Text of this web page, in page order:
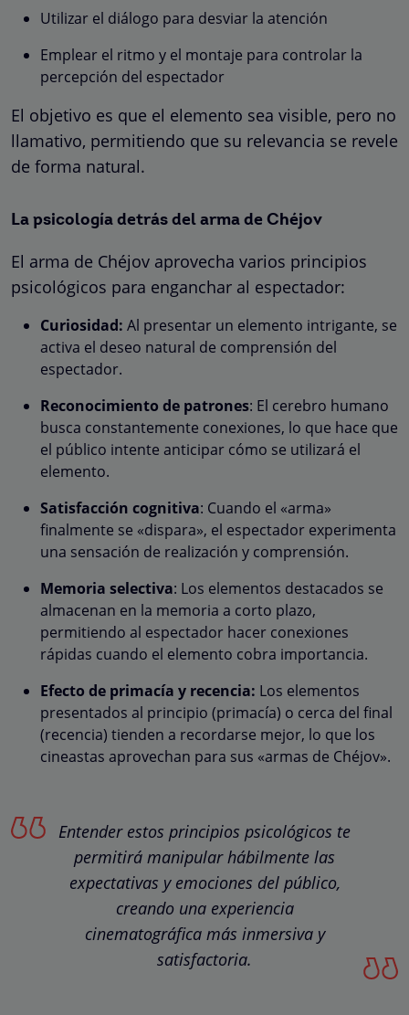
Utilizar el diálogo para desviar la atención
Emplear el ritmo y el montaje para controlar la
percepción del espectador
El objetivo es que el elemento sea visible, pero no
llamativo, permitiendo que su relevancia se revele
de forma natural.
La psicología detrás del arma de Chéjov
El arma de Chéjov aprovecha varios principios
psicológicos para enganchar al espectador:
Curiosidad: Al presentar un elemento intrigante, se
activa el deseo natural de comprensión del
espectador.
Reconocimiento de patrones: El cerebro humano
busca constantemente conexiones, lo que hace que
el público intente anticipar cómo se utilizará el
elemento.
Satisfacción cognitiva: Cuando el «arma»
finalmente se «dispara», el espectador experimenta
una sensación de realización y comprensión.
Memoria selectiva: Los elementos destacados se
almacenan en la memoria a corto plazo,
permitiendo al espectador hacer conexiones
rápidas cuando el elemento cobra importancia.
Efecto de primacía y recencia: Los elementos
presentados al principio (primacía) o cerca del final
(recencia) tienden a recordarse mejor, lo que los
cineastas aprovechan para sus «armas de Chéjov».
Entender estos principios psicológicos te
permitirá manipular hábilmente las
expectativas y emociones del público,
creando una experiencia
cinematográfica más inmersiva y
satisfactoria.